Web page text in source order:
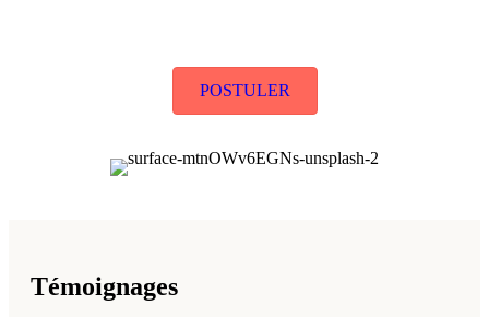
POSTULER
Témoignages